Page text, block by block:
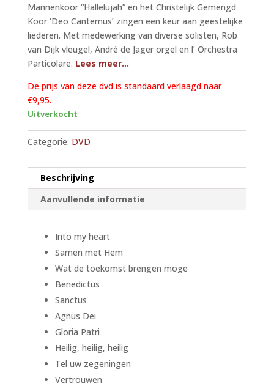
Mannenkoor “Hallelujah” en het Christelijk Gemengd
Koor ‘Deo Cantemus’ zingen een keur aan geestelijke
liederen. Met medewerking van diverse solisten, Rob
van Dijk vleugel, André de Jager orgel en l’ Orchestra
Particolare. Lees meer…
De prijs van deze dvd is standaard verlaagd naar
€9,95.
Uitverkocht
Categorie: DVD
Beschrijving
Aanvullende informatie
Into my heart
Samen met Hem
Wat de toekomst brengen moge
Benedictus
Sanctus
Agnus Dei
Gloria Patri
Heilig, heilig, heilig
Tel uw zegeningen
Vertrouwen